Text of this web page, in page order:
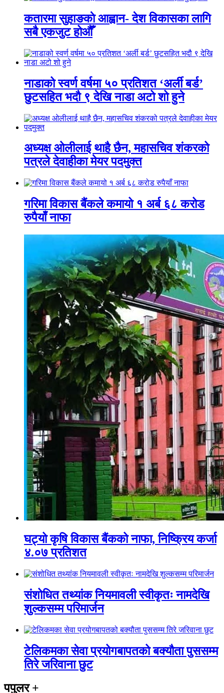
कतारमा सुहाङकाे आह्वान- देश विकासका लागि
सबै एकजुट होऔँ
नाडाको स्वर्ण वर्षमा ५० प्रतिशत ‘अर्ली बर्ड’
छुटसहित भदौ ९ देखि नाडा अटो शो हुने
अध्यक्ष ओलीलाई थाहै छैन, महासचिव शंकरको
पत्रले देवाहीका मेयर पदमुक्त
गरिमा विकास बैंकले कमायो १ अर्ब ६८ करोड
रुपैयाँ नाफा
घट्यो कृषि विकास बैंकको नाफा, निष्क्रिय कर्जा
४.०७ प्रतिशत
संशोधित तथ्यांक नियमावली स्वीकृतः नामदेखि
शुल्कसम्म परिमार्जन
टेलिकमका सेवा प्रयोगबापतको बक्यौता पुससम्म
तिरे जरिवाना छुट
पपुलर+